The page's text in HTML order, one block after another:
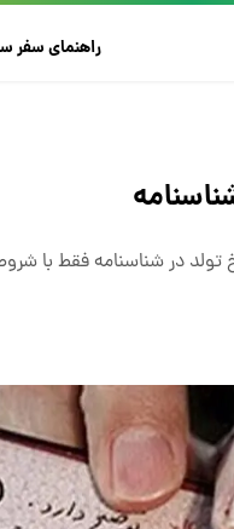
راهنمای سفر
تولد در شناسنامه فقط با